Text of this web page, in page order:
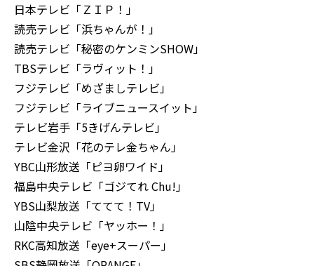
日本テレビ「ＺＩＰ！」
読売テレビ「浜ちゃんが！」
読売テレビ「秘密のケンミンSHOW」
TBSテレビ「ラヴィット！」
フジテレビ「めざましテレビ」
フジテレビ「ライブニュースイット」
テレビ岩手「5きげんテレビ」
テレビ金沢「花のテレ金ちゃん」
YBC山形放送「ピヨ卵ワイド」
福島中央テレビ「ゴジてれ Chu!」
YBS山梨放送「ててて！TV」
山陰中央テレビ「ヤッホー！」
RKC高知放送「eye+スーパー」